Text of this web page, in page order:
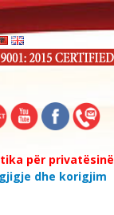
për privatësinë
dhe korigjim